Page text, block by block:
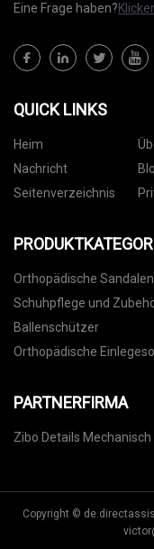
Eine Frage haben?
QUICK LINKS
Heim
Nachricht
Seitenverzeichnis
Orthopädische Sandalen
Schuhpflege und
Ballenschützer
Orthopädische
PARTNERFIRMA
Zibo Details Mechanisch Co.,
Copyright ©